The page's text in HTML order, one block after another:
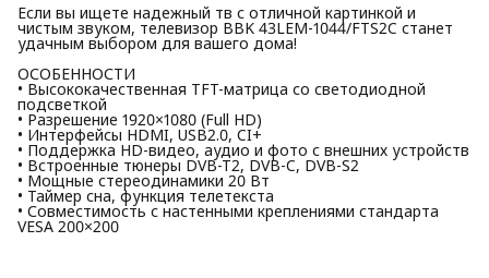
Если вы ищете надежный тв с отличной картинкой и
чистым звуком, телевизор BBK 43LEM-1044/FTS2C станет
удачным выбором для вашего дома!
ОСОБЕННОСТИ
• Высококачественная TFT-матрица со светодиодной
подсветкой
• Разрешение 1920×1080 (Full HD)
• Интерфейсы HDMI, USB2.0, CI+
• Поддержка HD-видео, аудио и фото с внешних устройств
• Встроенные тюнеры DVB-T2, DVB-C, DVB-S2
• Мощные стереодинамики 20 Вт
• Таймер сна, функция телетекста
• Совместимость с настенными креплениями стандарта
VESA 200×200